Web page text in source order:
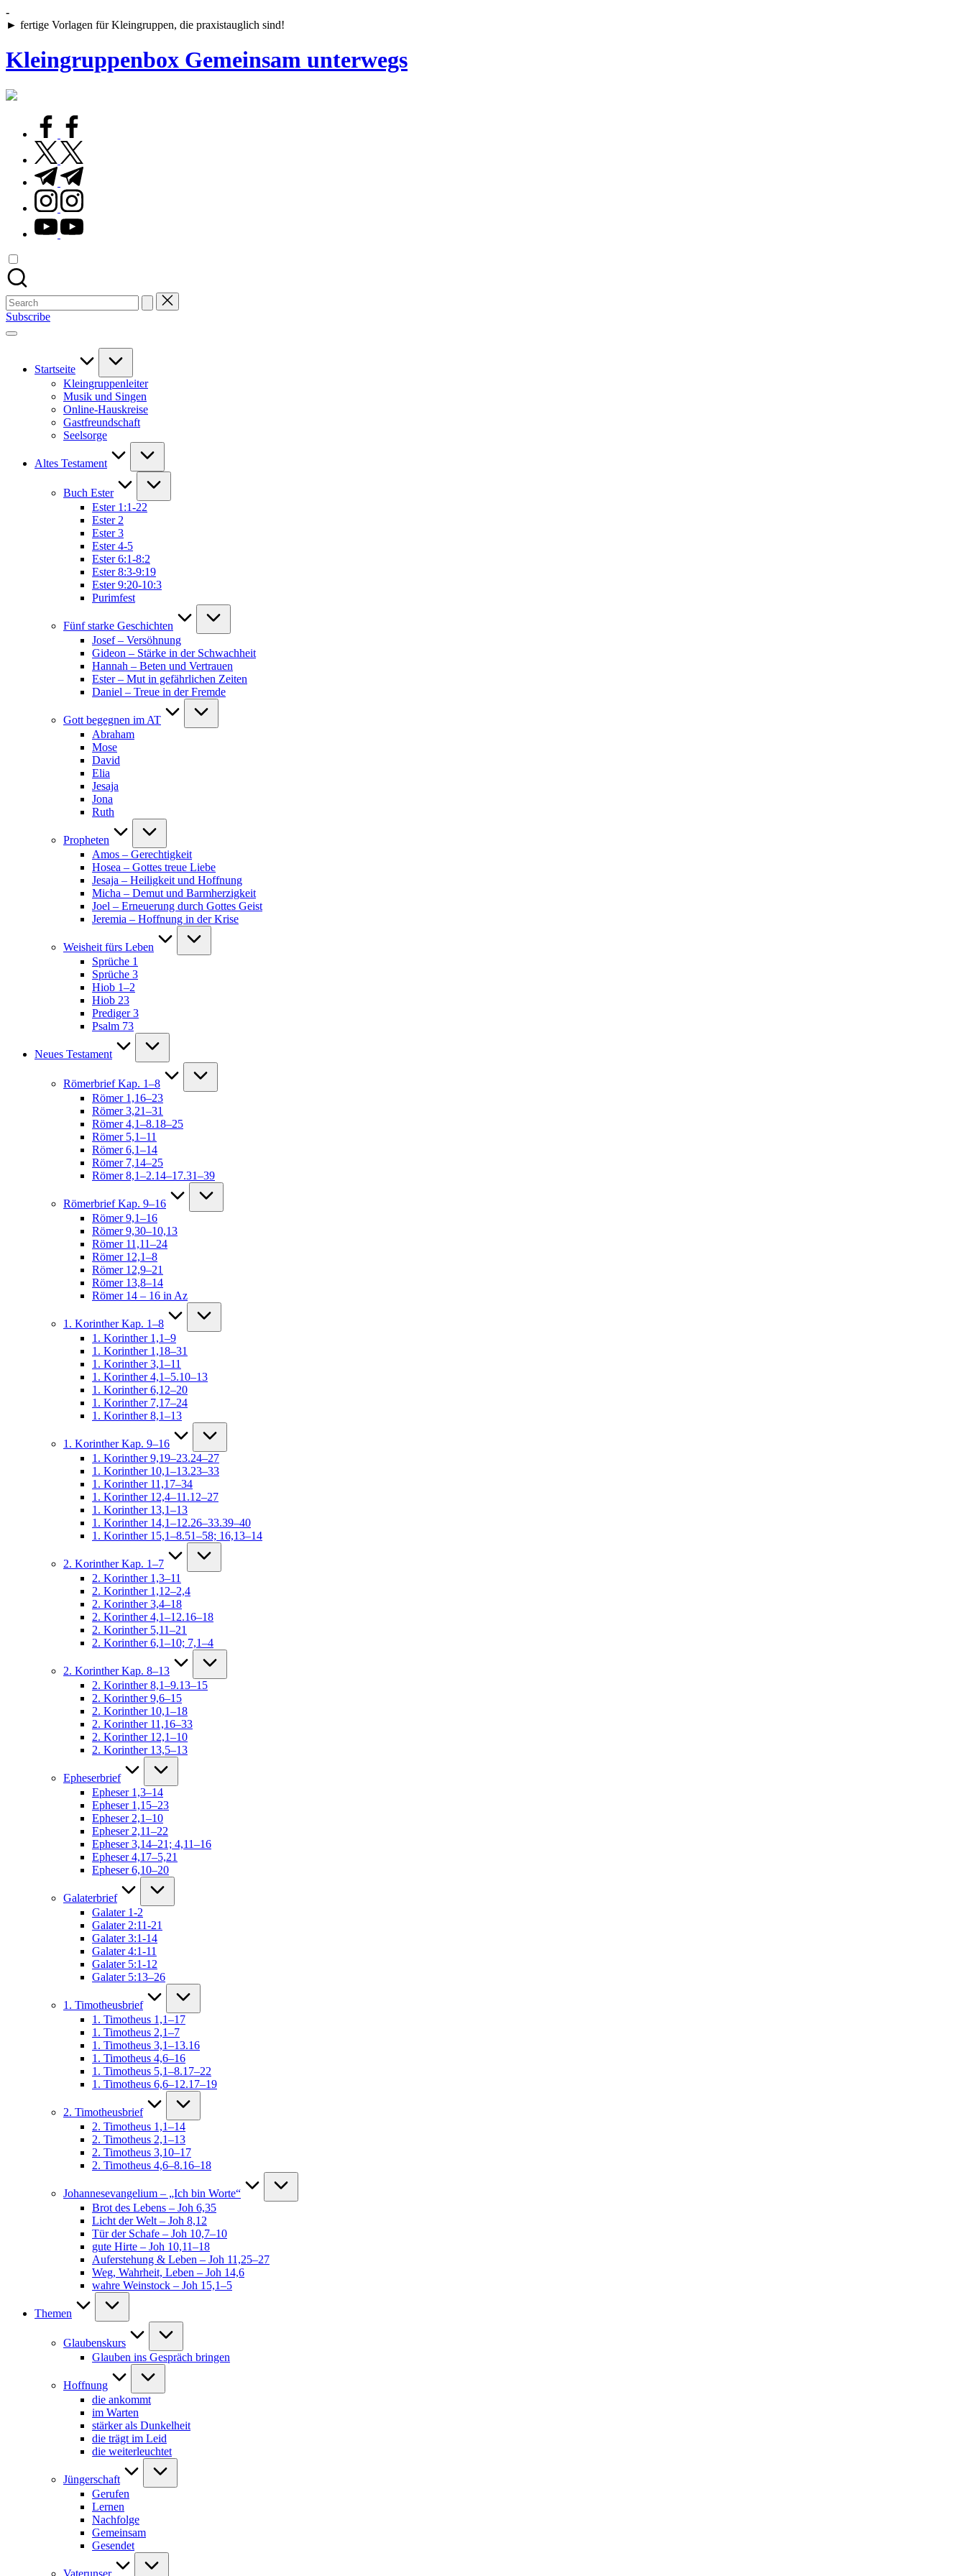
Skip
to
-
► fertige Vorlagen für Kleingruppen, die praxistauglich sind!
Kleingruppenbox Gemeinsam unterwegs
Gemeinsam
wachsen,
leben
facebook.com
twitter.com
t.me
instagram.com
youtube.com
Search
for:
Subscribe
Startseite
Kleingruppenleiter
Musik und Singen
Online-Hauskreise
Gastfreundschaft
Seelsorge
Altes Testament
Buch Ester
Ester 1:1-22
Ester 2
Ester 3
Ester 4-5
Ester 6:1-8:2
Ester 8:3-9:19
Ester 9:20-10:3
Purimfest
Fünf starke Geschichten
Josef – Versöhnung
Gideon – Stärke in der Schwachheit
Hannah – Beten und Vertrauen
Ester – Mut in gefährlichen Zeiten
Daniel – Treue in der Fremde
Gott begegnen im AT
Abraham
Mose
David
Elia
Jesaja
Jona
Ruth
Propheten
Amos – Gerechtigkeit
Hosea – Gottes treue Liebe
Jesaja – Heiligkeit und Hoffnung
Micha – Demut und Barmherzigkeit
Joel – Erneuerung durch Gottes Geist
Jeremia – Hoffnung in der Krise
Weisheit fürs Leben
Sprüche 1
Sprüche 3
Hiob 1–2
Hiob 23
Prediger 3
Psalm 73
Neues Testament
Römerbrief Kap. 1–8
Römer 1,16–23
Römer 3,21–31
Römer 4,1–8.18–25
Römer 5,1–11
Römer 6,1–14
Römer 7,14–25
Römer 8,1–2.14–17.31–39
Römerbrief Kap. 9–16
Römer 9,1–16
Römer 9,30–10,13
Römer 11,11–24
Römer 12,1–8
Römer 12,9–21
Römer 13,8–14
Römer 14 – 16 in Az
1. Korinther Kap. 1–8
1. Korinther 1,1–9
1. Korinther 1,18–31
1. Korinther 3,1–11
1. Korinther 4,1–5.10–13
1. Korinther 6,12–20
1. Korinther 7,17–24
1. Korinther 8,1–13
1. Korinther Kap. 9–16
1. Korinther 9,19–23.24–27
1. Korinther 10,1–13.23–33
1. Korinther 11,17–34
1. Korinther 12,4–11.12–27
1. Korinther 13,1–13
1. Korinther 14,1–12.26–33.39–40
1. Korinther 15,1–8.51–58; 16,13–14
2. Korinther Kap. 1–7
2. Korinther 1,3–11
2. Korinther 1,12–2,4
2. Korinther 3,4–18
2. Korinther 4,1–12.16–18
2. Korinther 5,11–21
2. Korinther 6,1–10; 7,1–4
2. Korinther Kap. 8–13
2. Korinther 8,1–9.13–15
2. Korinther 9,6–15
2. Korinther 10,1–18
2. Korinther 11,16–33
2. Korinther 12,1–10
2. Korinther 13,5–13
Epheserbrief
Epheser 1,3–14
Epheser 1,15–23
Epheser 2,1–10
Epheser 2,11–22
Epheser 3,14–21; 4,11–16
Epheser 4,17–5,21
Epheser 6,10–20
Galaterbrief
Galater 1-2
Galater 2:11-21
Galater 3:1-14
Galater 4:1-11
Galater 5:1-12
Galater 5:13–26
1. Timotheusbrief
1. Timotheus 1,1–17
1. Timotheus 2,1–7
1. Timotheus 3,1–13.16
1. Timotheus 4,6–16
1. Timotheus 5,1–8.17–22
1. Timotheus 6,6–12.17–19
2. Timotheusbrief
2. Timotheus 1,1–14
2. Timotheus 2,1–13
2. Timotheus 3,10–17
2. Timotheus 4,6–8.16–18
Johannesevangelium – „Ich bin Worte“
Brot des Lebens – Joh 6,35
Licht der Welt – Joh 8,12
Tür der Schafe – Joh 10,7–10
gute Hirte – Joh 10,11–18
Auferstehung & Leben – Joh 11,25–27
Weg, Wahrheit, Leben – Joh 14,6
wahre Weinstock – Joh 15,1–5
Themen
Glaubenskurs
Glauben ins Gespräch bringen
Hoffnung
die ankommt
im Warten
stärker als Dunkelheit
die trägt im Leid
die weiterleuchtet
Jüngerschaft
Gerufen
Lernen
Nachfolge
Gemeinsam
Gesendet
Vaterunser